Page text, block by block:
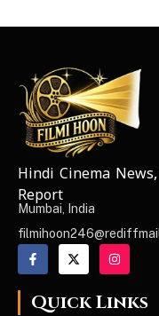
NEWS ELEMENTOR
Hindi Cinema
Report
Mumbai, India
Quick Links